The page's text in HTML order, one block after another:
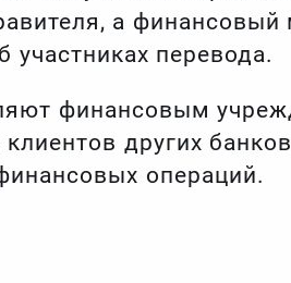
а финансовый
перевода.
финансовым
других
операций.